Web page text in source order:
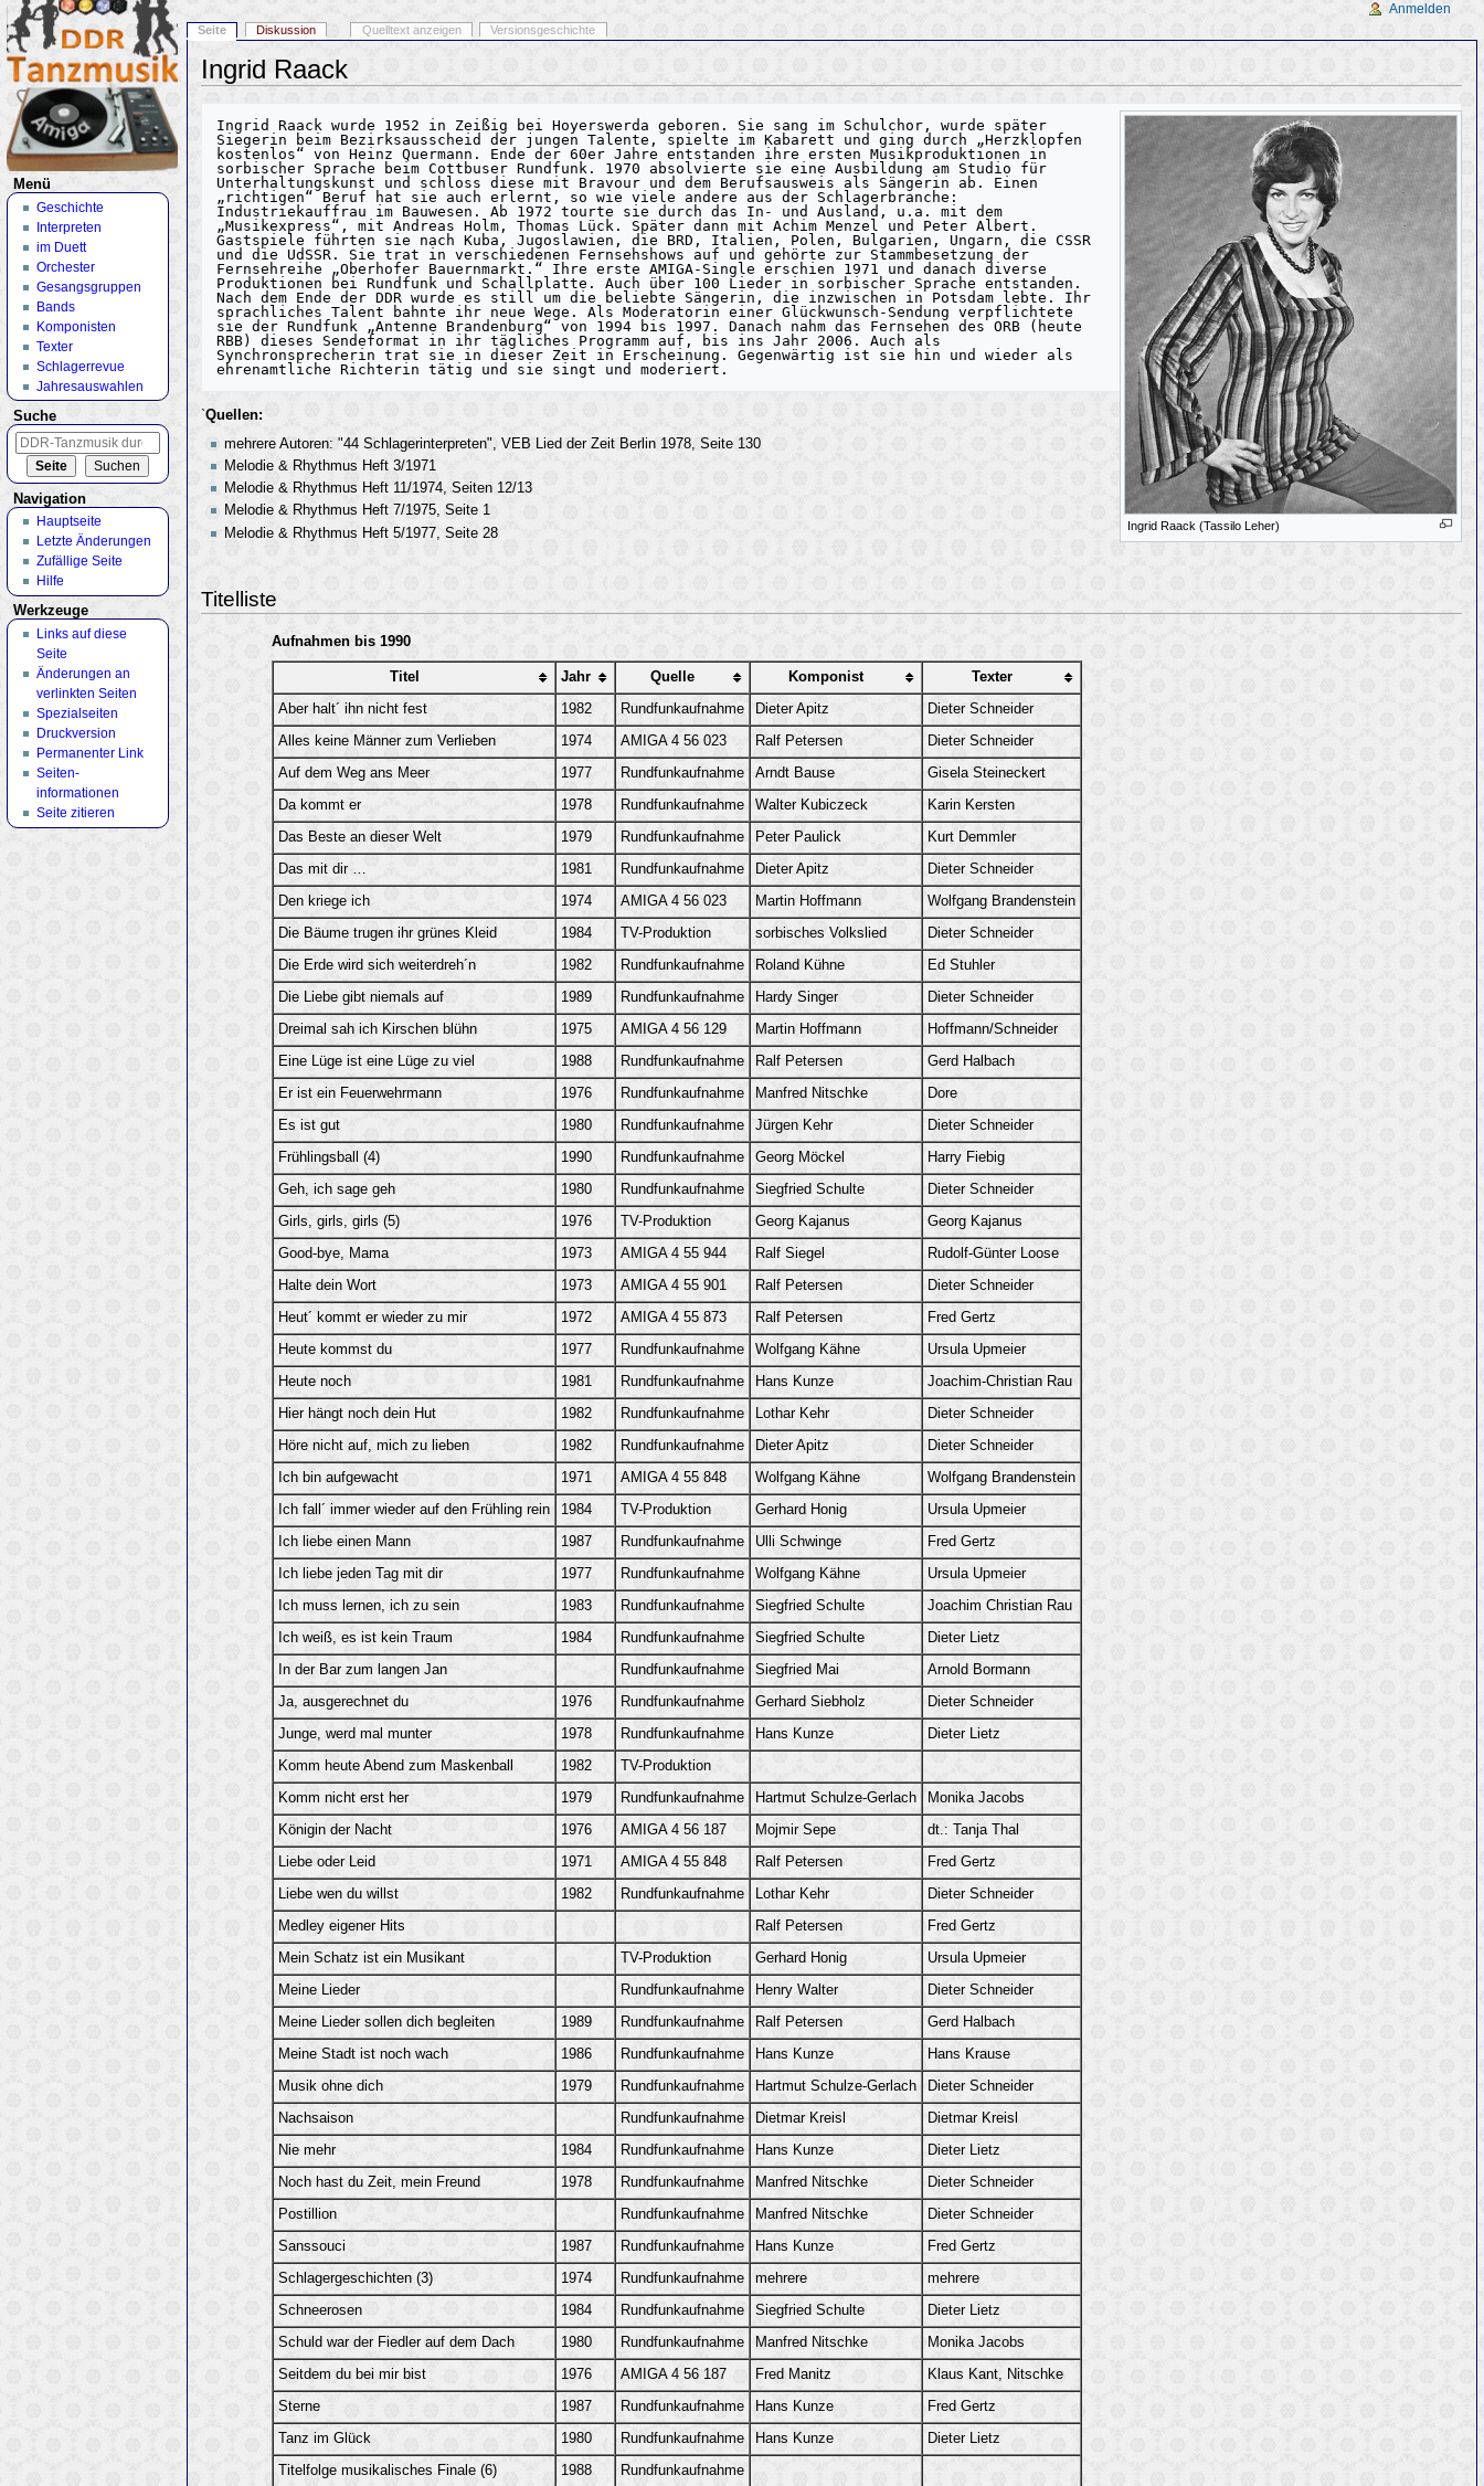
Ingrid Raack
Ingrid Raack (Tassilo Leher)
Ingrid Raack wurde 1952 in Zeißig bei Hoyerswerda geboren. Sie sang im Schulchor, wurde später
Siegerin beim Bezirksausscheid der jungen Talente, spielte im Kabarett und ging durch „Herzklopfen
kostenlos“ von Heinz Quermann. Ende der 60er Jahre entstanden ihre ersten Musikproduktionen in
sorbischer Sprache beim Cottbuser Rundfunk. 1970 absolvierte sie eine Ausbildung am Studio für
Unterhaltungskunst und schloss diese mit Bravour und dem Berufsausweis als Sängerin ab. Einen
„richtigen“ Beruf hat sie auch erlernt, so wie viele andere aus der Schlagerbranche:
Industriekauffrau im Bauwesen. Ab 1972 tourte sie durch das In- und Ausland, u.a. mit dem
„Musikexpress“, mit Andreas Holm, Thomas Lück. Später dann mit Achim Menzel und Peter Albert.
Gastspiele führten sie nach Kuba, Jugoslawien, die BRD, Italien, Polen, Bulgarien, Ungarn, die CSSR
und die UdSSR. Sie trat in verschiedenen Fernsehshows auf und gehörte zur Stammbesetzung der
Fernsehreihe „Oberhofer Bauernmarkt.“ Ihre erste AMIGA-Single erschien 1971 und danach diverse
Produktionen bei Rundfunk und Schallplatte. Auch über 100 Lieder in sorbischer Sprache entstanden.
Nach dem Ende der DDR wurde es still um die beliebte Sängerin, die inzwischen in Potsdam lebte. Ihr
sprachliches Talent bahnte ihr neue Wege. Als Moderatorin einer Glückwunsch-Sendung verpflichtete
sie der Rundfunk „Antenne Brandenburg“ von 1994 bis 1997. Danach nahm das Fernsehen des ORB (heute
RBB) dieses Sendeformat in ihr tägliches Programm auf, bis ins Jahr 2006. Auch als
Synchronsprecherin trat sie in dieser Zeit in Erscheinung. Gegenwärtig ist sie hin und wieder als
`Quellen:
mehrere Autoren: "44 Schlagerinterpreten", VEB Lied der Zeit Berlin 1978, Seite 130
Melodie & Rhythmus Heft 3/1971
Melodie & Rhythmus Heft 11/1974, Seiten 12/13
Melodie & Rhythmus Heft 7/1975, Seite 1
Melodie & Rhythmus Heft 5/1977, Seite 28
Titelliste
Aufnahmen bis 1990
Titel Jahr Quelle Komponist Texter
Aber halt´ ihn nicht fest 1982 Rundfunkaufnahme Dieter Apitz Dieter Schneider
Alles keine Männer zum Verlieben 1974 AMIGA 4 56 023 Ralf Petersen Dieter Schneider
Auf dem Weg ans Meer 1977 Rundfunkaufnahme Arndt Bause Gisela Steineckert
Da kommt er 1978 Rundfunkaufnahme Walter Kubiczeck Karin Kersten
Das Beste an dieser Welt 1979 Rundfunkaufnahme Peter Paulick Kurt Demmler
Das mit dir … 1981 Rundfunkaufnahme Dieter Apitz Dieter Schneider
Den kriege ich 1974 AMIGA 4 56 023 Martin Hoffmann Wolfgang Brandenstein
Die Bäume trugen ihr grünes Kleid 1984 TV-Produktion sorbisches Volkslied Dieter Schneider
Die Erde wird sich weiterdreh´n 1982 Rundfunkaufnahme Roland Kühne Ed Stuhler
Die Liebe gibt niemals auf 1989 Rundfunkaufnahme Hardy Singer Dieter Schneider
Dreimal sah ich Kirschen blühn 1975 AMIGA 4 56 129 Martin Hoffmann Hoffmann/Schneider
Eine Lüge ist eine Lüge zu viel 1988 Rundfunkaufnahme Ralf Petersen Gerd Halbach
Er ist ein Feuerwehrmann 1976 Rundfunkaufnahme Manfred Nitschke Dore
Es ist gut 1980 Rundfunkaufnahme Jürgen Kehr Dieter Schneider
Frühlingsball (4) 1990 Rundfunkaufnahme Georg Möckel Harry Fiebig
Geh, ich sage geh 1980 Rundfunkaufnahme Siegfried Schulte Dieter Schneider
Girls, girls, girls (5) 1976 TV-Produktion Georg Kajanus Georg Kajanus
Good-bye, Mama 1973 AMIGA 4 55 944 Ralf Siegel Rudolf-Günter Loose
Halte dein Wort 1973 AMIGA 4 55 901 Ralf Petersen Dieter Schneider
Heut´ kommt er wieder zu mir 1972 AMIGA 4 55 873 Ralf Petersen Fred Gertz
Heute kommst du 1977 Rundfunkaufnahme Wolfgang Kähne Ursula Upmeier
Heute noch 1981 Rundfunkaufnahme Hans Kunze Joachim-Christian Rau
Hier hängt noch dein Hut 1982 Rundfunkaufnahme Lothar Kehr Dieter Schneider
Höre nicht auf, mich zu lieben 1982 Rundfunkaufnahme Dieter Apitz Dieter Schneider
Ich bin aufgewacht 1971 AMIGA 4 55 848 Wolfgang Kähne Wolfgang Brandenstein
Ich fall´ immer wieder auf den Frühling rein 1984 TV-Produktion Gerhard Honig Ursula Upmeier
Ich liebe einen Mann 1987 Rundfunkaufnahme Ulli Schwinge Fred Gertz
Ich liebe jeden Tag mit dir 1977 Rundfunkaufnahme Wolfgang Kähne Ursula Upmeier
Ich muss lernen, ich zu sein 1983 Rundfunkaufnahme Siegfried Schulte Joachim Christian Rau
Ich weiß, es ist kein Traum 1984 Rundfunkaufnahme Siegfried Schulte Dieter Lietz
In der Bar zum langen Jan Rundfunkaufnahme Siegfried Mai Arnold Bormann
Ja, ausgerechnet du 1976 Rundfunkaufnahme Gerhard Siebholz Dieter Schneider
Junge, werd mal munter 1978 Rundfunkaufnahme Hans Kunze Dieter Lietz
Komm heute Abend zum Maskenball 1982 TV-Produktion
Komm nicht erst her 1979 Rundfunkaufnahme Hartmut Schulze-Gerlach Monika Jacobs
Königin der Nacht 1976 AMIGA 4 56 187 Mojmir Sepe dt.: Tanja Thal
Liebe oder Leid 1971 AMIGA 4 55 848 Ralf Petersen Fred Gertz
Liebe wen du willst 1982 Rundfunkaufnahme Lothar Kehr Dieter Schneider
Medley eigener Hits Ralf Petersen Fred Gertz
Mein Schatz ist ein Musikant TV-Produktion Gerhard Honig Ursula Upmeier
Meine Lieder Rundfunkaufnahme Henry Walter Dieter Schneider
Meine Lieder sollen dich begleiten 1989 Rundfunkaufnahme Ralf Petersen Gerd Halbach
Meine Stadt ist noch wach 1986 Rundfunkaufnahme Hans Kunze Hans Krause
Musik ohne dich 1979 Rundfunkaufnahme Hartmut Schulze-Gerlach Dieter Schneider
Nachsaison Rundfunkaufnahme Dietmar Kreisl Dietmar Kreisl
Nie mehr 1984 Rundfunkaufnahme Hans Kunze Dieter Lietz
Noch hast du Zeit, mein Freund 1978 Rundfunkaufnahme Manfred Nitschke Dieter Schneider
Postillion Rundfunkaufnahme Manfred Nitschke Dieter Schneider
Sanssouci 1987 Rundfunkaufnahme Hans Kunze Fred Gertz
Schlagergeschichten (3) 1974 Rundfunkaufnahme mehrere mehrere
Schneerosen 1984 Rundfunkaufnahme Siegfried Schulte Dieter Lietz
Schuld war der Fiedler auf dem Dach 1980 Rundfunkaufnahme Manfred Nitschke Monika Jacobs
Seitdem du bei mir bist 1976 AMIGA 4 56 187 Fred Manitz Klaus Kant, Nitschke
Sterne 1987 Rundfunkaufnahme Hans Kunze Fred Gertz
Tanz im Glück 1980 Rundfunkaufnahme Hans Kunze Dieter Lietz
Titelfolge musikalisches Finale (6) 1988 Rundfunkaufnahme
Seite Diskussion Quelltext anzeigen Versionsgeschichte
Anmelden
Menü
Geschichte
Interpreten
im Duett
Orchester
Gesangsgruppen
Bands
Komponisten
Texter
Schlagerrevue
Jahresauswahlen
Suche
Navigation
Hauptseite
Letzte Änderungen
Zufällige Seite
Hilfe
Werkzeuge
Links auf diese
Seite
Änderungen an
verlinkten Seiten
Spezialseiten
Druckversion
Permanenter Link
Seiten­
informationen
Seite zitieren